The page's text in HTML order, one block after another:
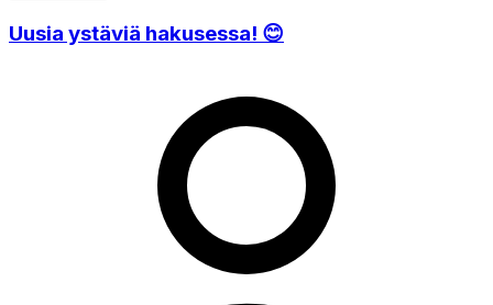
Uusia ystäviä hakusessa! 😊